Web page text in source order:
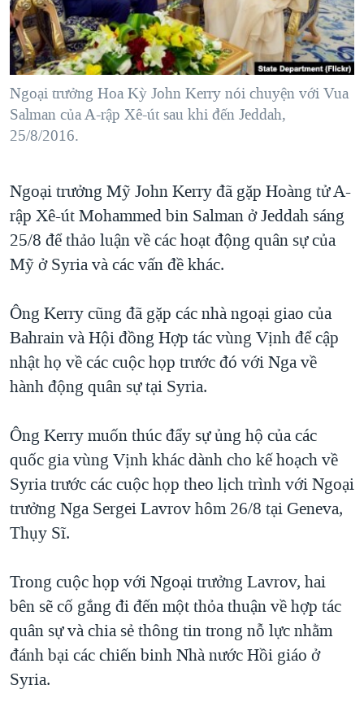
"Tìm"NGƯỜI VIỆT HẢI NGOẠI
ĐỜI SỐNG
KINH TẾ
KHOA HỌC
SỨC KHOẺ
THỂ THAO
GIÁO DỤC
TẠI
HÀNH TRÌNH BẦU CỬ 2024
MỘT NĂM CHIẾN TRANH TẠI DẢI GAZA
GIẢI MÃ VÀNH ĐAI & CON ĐƯỜNG
NGÀY TỊ NẠN THẾ GIỚI
CHI PHÍ CHIẾN TRANH AFGHANISTAN
CÁC GIÁ TRỊ CỘNG HÒA Ở VIỆT NAM
THƯỢNG ĐỈNH TRUMP-KIM TẠI VIỆT NAM
NGƯ DÂN VIỆT VÀ LÀN SÓNG TRỘM HẢI SÂM
BÊN KIA QUỐC LỘ: TIẾNG VỌNG TỪ NÔNG THÔN MỸ
QUAN HỆ VIỆT MỸ
VIDEO
NGHE
MẠNG XÃ HỘI
Ngoại trưởng Hoa Kỳ John Kerry nói chuyện với Vua
Salman của A-rập Xê-út sau khi đến Jeddah,
25/8/2016.
Ngoại trưởng Mỹ John Kerry đã gặp Hoàng tử A-
rập Xê-út Mohammed bin Salman ở Jeddah sáng
25/8 để thảo luận về các hoạt động quân sự của
Mỹ ở Syria và các vấn đề khác.
Ông Kerry cũng đã gặp các nhà ngoại giao của
Bahrain và Hội đồng Hợp tác vùng Vịnh để cập
nhật họ về các cuộc họp trước đó với Nga về
hành động quân sự tại Syria.
Ông Kerry muốn thúc đẩy sự ủng hộ của các
quốc gia vùng Vịnh khác dành cho kế hoạch về
Syria trước các cuộc họp theo lịch trình với Ngoại
trưởng Nga Sergei Lavrov hôm 26/8 tại Geneva,
Thụy Sĩ.
Trong cuộc họp với Ngoại trưởng Lavrov, hai
bên sẽ cố gắng đi đến một thỏa thuận về hợp tác
quân sự và chia sẻ thông tin trong nỗ lực nhằm
đánh bại các chiến binh Nhà nước Hồi giáo ở
Syria.